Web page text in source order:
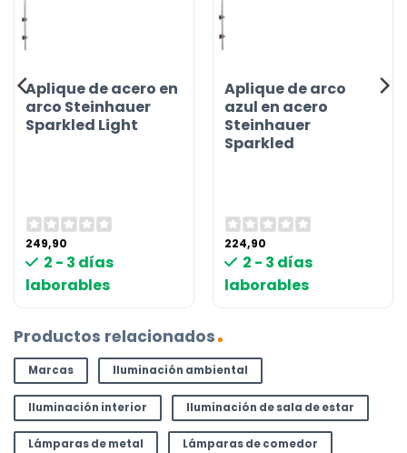
Aplique de acero en
arco Steinhauer
Sparkled Light
249,90
2 - 3 días
laborables
Aplique de arco
azul en acero
Steinhauer
Sparkled
224,90
2 - 3 días
laborables
Productos relacionados
Marcas Iluminación ambiental
Iluminación interior Iluminación de sala de estar
Lámparas de metal Lámparas de comedor